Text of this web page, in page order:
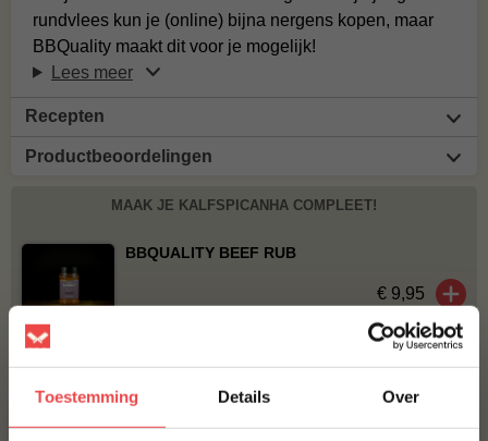
Toestemming Details Over
rundvlees kun je (online) bijna nergens kopen, maar
BBQuality maakt dit voor je mogelijk!
Lees meer
Recepten
Productbeoordelingen
MAAK JE KALFSPICANHA COMPLEET!
BBQUALITY BEEF RUB
€ 9,95